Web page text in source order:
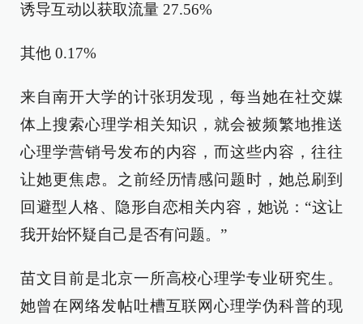
诱导互动以获取流量 27.56%
其他 0.17%
来自南开大学的计张玥发现，每当她在社交媒
体上搜索心理学相关知识，就会被频繁地推送
心理学营销号发布的内容，而这些内容，往往
让她更焦虑。之前经历情感问题时，她总刷到
回避型人格、隐形自恋相关内容，她说：“这让
我开始怀疑自己是否有问题。”
苗文目前是北京一所高校心理学专业研究生。
她曾在网络发帖吐槽互联网心理学伪科普的现